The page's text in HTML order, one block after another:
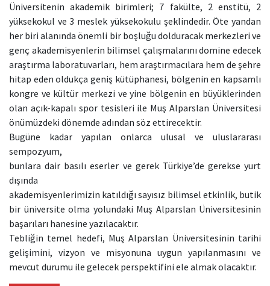
Üniversitenin akademik birimleri; 7 fakülte, 2 enstitü, 2
yüksekokul ve 3 meslek yüksekokulu şeklindedir. Öte yandan
her biri alanında önemli bir boşluğu dolduracak merkezleri ve
genç akademisyenlerin bilimsel çalışmalarını domine edecek
araştırma laboratuvarları, hem araştırmacılara hem de şehre
hitap eden oldukça geniş kütüphanesi, bölgenin en kapsamlı
kongre ve kültür merkezi ve yine bölgenin en büyüklerinden
olan açık-kapalı spor tesisleri ile Muş Alparslan Üniversitesi
önümüzdeki dönemde adından söz ettirecektir.
Bugüne kadar yapılan onlarca ulusal ve uluslararası
sempozyum,
bunlara dair basılı eserler ve gerek Türkiye’de gerekse yurt
dışında
akademisyenlerimizin katıldığı sayısız bilimsel etkinlik, butik
bir üniversite olma yolundaki Muş Alparslan Üniversitesinin
başarıları hanesine yazılacaktır.
Tebliğin temel hedefi, Muş Alparslan Üniversitesinin tarihi
gelişimini, vizyon ve misyonuna uygun yapılanmasını ve
mevcut durumu ile gelecek perspektifini ele almak olacaktır.